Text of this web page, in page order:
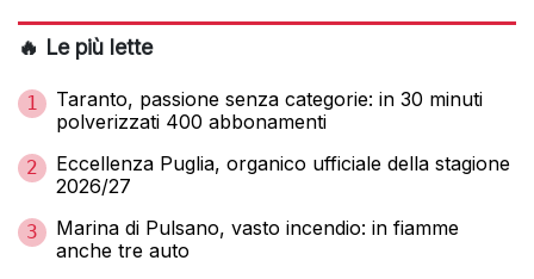
🔥 Le più lette
1
Taranto, passione senza categorie: in 30 minuti
polverizzati 400 abbonamenti
2
Eccellenza Puglia, organico ufficiale della stagione
2026/27
3
Marina di Pulsano, vasto incendio: in fiamme
anche tre auto